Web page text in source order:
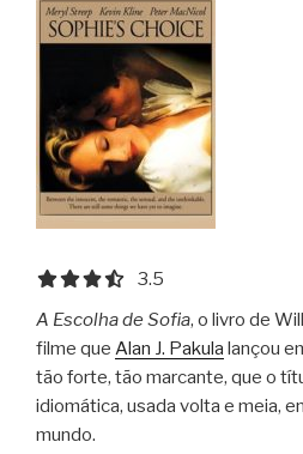
3.5 out of 5.0 stars
3.5
A Escolha de Sofia, o livro de
filme que Alan J. Pakula lançou
tão forte, tão marcante, que o
idiomática, usada volta e meia,
mundo.